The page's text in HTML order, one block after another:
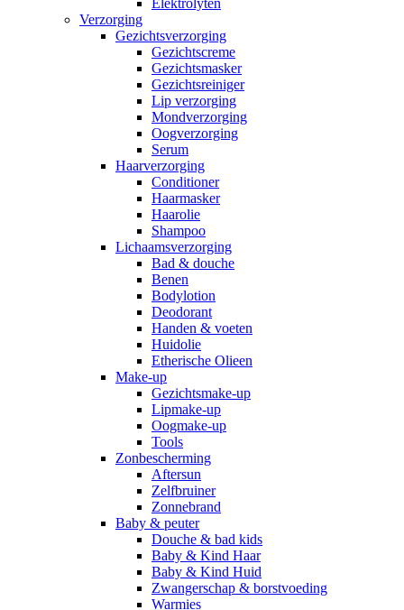
Elektrolyten
Verzorging
Gezichtsverzorging
Gezichtscreme
Gezichtsmasker
Gezichtsreiniger
Lip verzorging
Mondverzorging
Oogverzorging
Serum
Haarverzorging
Conditioner
Haarmasker
Haarolie
Shampoo
Lichaamsverzorging
Bad & douche
Benen
Bodylotion
Deodorant
Handen & voeten
Huidolie
Etherische Olieen
Make-up
Gezichtsmake-up
Lipmake-up
Oogmake-up
Tools
Zonbescherming
Aftersun
Zelfbruiner
Zonnebrand
Baby & peuter
Douche & bad kids
Baby & Kind Haar
Baby & Kind Huid
Zwangerschap & borstvoeding
Warmies